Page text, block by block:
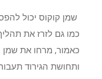
שמן קוקוס יכול
כמו גם לזרז את
כאמור, מרחו את שמן
ותחושת הגירוד